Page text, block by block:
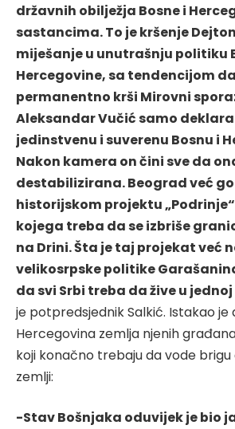
državnih obilježja Bosne i
sastancima. To je kršenje
miješanje u unutrašnju politiku
Hercegovine, sa tendencijom
permanentno krši Mirovni
Aleksandar Vučić samo
jedinstvenu i suverenu Bosnu i
Nakon kamera on čini sve da
destabilizirana. Beograd već
historijskom projektu
kojega treba da se izbriše
na Drini. Šta je taj projekat već
velikosrpske politike
da svi Srbi treba da žive u
je potpredsjednik Salkić. Istakao je
Hercegovina zemlja njenih
koji konačno trebaju da vode brigu
zemlji:
-Stav Bošnjaka oduvijek je bio